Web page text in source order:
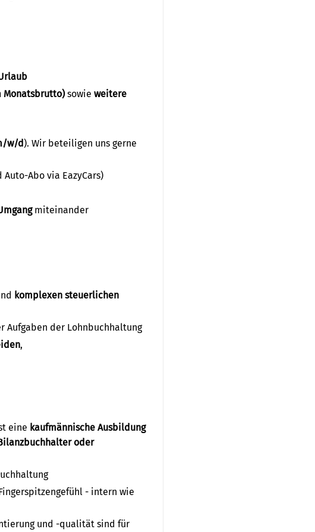
Monatsbrutto)sowie weitere
w/d). Wir beteiligen uns gerne
Abo via EazyCars)
miteinander
komplexen steuerlichen
Aufgaben der Lohnbuchhaltung
,
eine kaufmännische Ausbildung
oder
- intern wie
und -qualität sind für